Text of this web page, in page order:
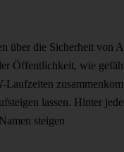
über die Sicherheit
Öffentlichkeit, wie
Laufzeiten
lassen. Hinter
steigen